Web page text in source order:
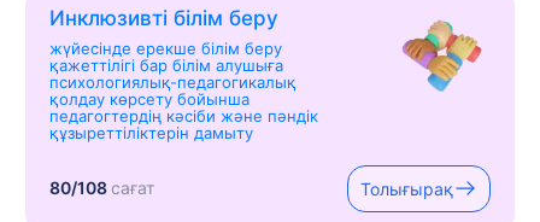
Инклюзивті білім беру
жүйесінде ерекше білім беру
қажеттілігі бар білім алушыға
психологиялық-педагогикалық
қолдау көрсету бойынша
педагогтердің кәсіби және пәндік
құзыреттіліктерін дамыту
80/108сағат Толығырақ